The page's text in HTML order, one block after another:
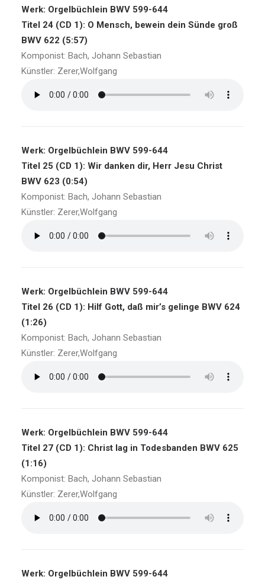
Werk: Orgelbüchlein BWV 599-644
Titel 24 (CD 1): O Mensch, bewein dein Sünde groß
BWV 622 (5:57)
Komponist: Bach, Johann Sebastian
Künstler: Zerer,Wolfgang
Werk: Orgelbüchlein BWV 599-644
Titel 25 (CD 1): Wir danken dir, Herr Jesu Christ
BWV 623 (0:54)
Komponist: Bach, Johann Sebastian
Künstler: Zerer,Wolfgang
Werk: Orgelbüchlein BWV 599-644
Titel 26 (CD 1): Hilf Gott, daß mir’s gelinge BWV 624
(1:26)
Komponist: Bach, Johann Sebastian
Künstler: Zerer,Wolfgang
Werk: Orgelbüchlein BWV 599-644
Titel 27 (CD 1): Christ lag in Todesbanden BWV 625
(1:16)
Komponist: Bach, Johann Sebastian
Künstler: Zerer,Wolfgang
Werk: Orgelbüchlein BWV 599-644